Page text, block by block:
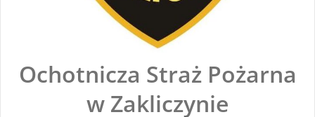
Ochotnicza Straż Pożarna
w Zakliczynie